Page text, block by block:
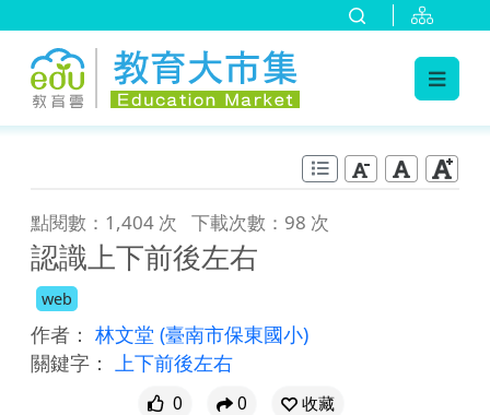
點閱數：1,404 次 下載次數：98 次
認識上下前後左右
web
作者： 林文堂 (臺南市保東國小)
關鍵字： 上下前後左右
0 0
收藏